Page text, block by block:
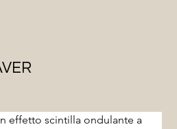
effetto scintilla ondulante a